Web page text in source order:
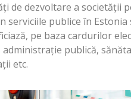
de dezvoltare a societății
serviciile publice în
pe baza cardurilor
publică,
etc.